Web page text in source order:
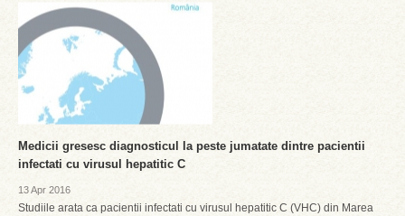
Medicii gresesc diagnosticul la peste jumatate dintre pacientii
infectati cu virusul hepatitic C
13 Apr 2016
Studiile arata ca pacientii infectati cu virusul hepatitic C (VHC) din Marea